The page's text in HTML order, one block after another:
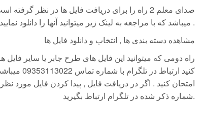
صدای معلم 2 راه را برای دریافت فایل ها در نظر
میباشد که با مراجعه به لینک زیر میتوانید آنها را دانلود نمایید .
مشاهده دسته بندی ها , انتخاب و دانلود فایل ها
راه دومی که میتوانید این فایل های طرح جابر یا سایر
کنید
امتحان کنید . اگر در دریافت فایل , پیدا کردن فایل مورد
شماره ذکر شده در تلگرام ارتباط بگیرید.